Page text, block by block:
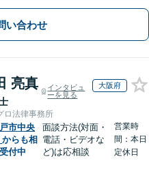
い合わせ
亮真
インタビュ
ーを見る
大阪府
ロ法律事務所
市中央
からも相
付中
面談方法(対面・
電話・ビデオな
ど)は応相談
営業時
間：本日
定休日